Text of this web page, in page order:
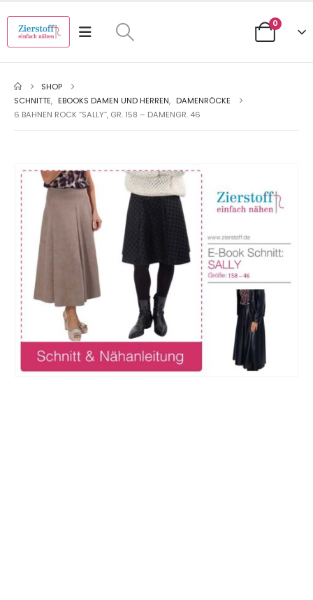
0
SHOP
SCHNITTE, EBOOKS DAMEN UND HERREN, DAMENRÖCKE
6 BAHNEN ROCK “SALLY”, GR. 158 – DAMENGR. 46